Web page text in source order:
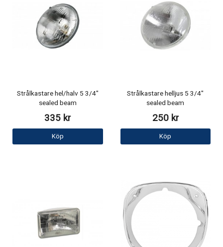
Strålkastare hel/halv 5 3/4"
sealed beam
335 kr
Köp
Strålkastare helljus 5 3/4"
sealed beam
250 kr
Köp